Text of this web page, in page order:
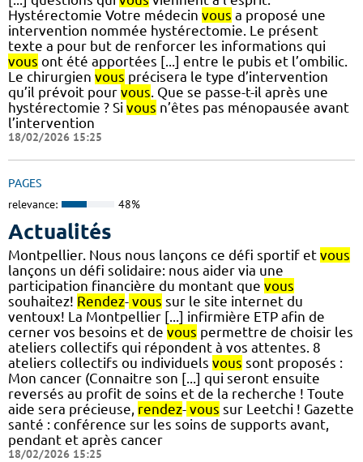
Hystérectomie Votre médecin vous a proposé une
intervention nommée hystérectomie. Le présent
texte a pour but de renforcer les informations qui
vous ont été apportées [...] entre le pubis et l’ombilic.
Le chirurgien vous précisera le type d’intervention
qu’il prévoit pour vous. Que se passe-t-il après une
hystérectomie ? Si vous n’êtes pas ménopausée avant
l’intervention
18/02/2026 15:25
PAGES
relevance: 48%
Actualités
Montpellier. Nous nous lançons ce défi sportif et vous
lançons un défi solidaire: nous aider via une
participation financière du montant que vous
souhaitez! Rendez- vous sur le site internet du
ventoux! La Montpellier [...] infirmière ETP afin de
cerner vos besoins et de vous permettre de choisir les
ateliers collectifs qui répondent à vos attentes. 8
ateliers collectifs ou individuels vous sont proposés :
Mon cancer (Connaitre son [...] qui seront ensuite
reversés au profit de soins et de la recherche ! Toute
aide sera précieuse, rendez- vous sur Leetchi ! Gazette
santé : conférence sur les soins de supports avant,
pendant et après cancer
18/02/2026 15:25